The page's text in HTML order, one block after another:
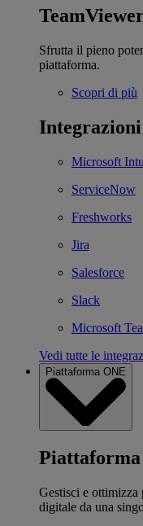
Sfrutta il pieno
piattaforma.
Scopri di più
Microsoft
ServiceNow
Freshworks
Jira
Salesforce
Slack
Microsoft
Vedi tutte le
Piattaforma ONE
Gestisci e
digitale da una